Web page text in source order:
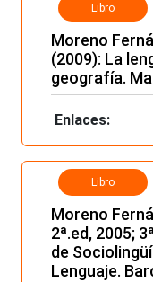
Libro
Moreno
(2009): La
geografía.
Enlaces:
Libro
Moreno
2ª.ed, 2005;
de
Lenguaje.